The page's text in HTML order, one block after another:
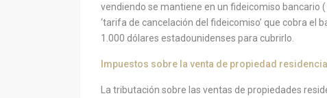
vendiendo se mantiene en un fideicomiso bancario (
‘tarifa de cancelación del fideicomiso’ que cobra el
1.000 dólares estadounidenses para cubrirlo.
Impuestos sobre la venta de propiedad
La tributación sobre las ventas de propiedades